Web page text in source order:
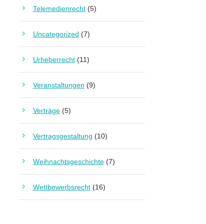
Telemedienrecht(5)
Uncategorized (7)
Urheberrecht(11)
Veranstaltungen (9)
Verträge(5)
Vertragsgestaltung (10)
Weihnachtsgeschichte(7)
Wettbewerbsrecht(16)